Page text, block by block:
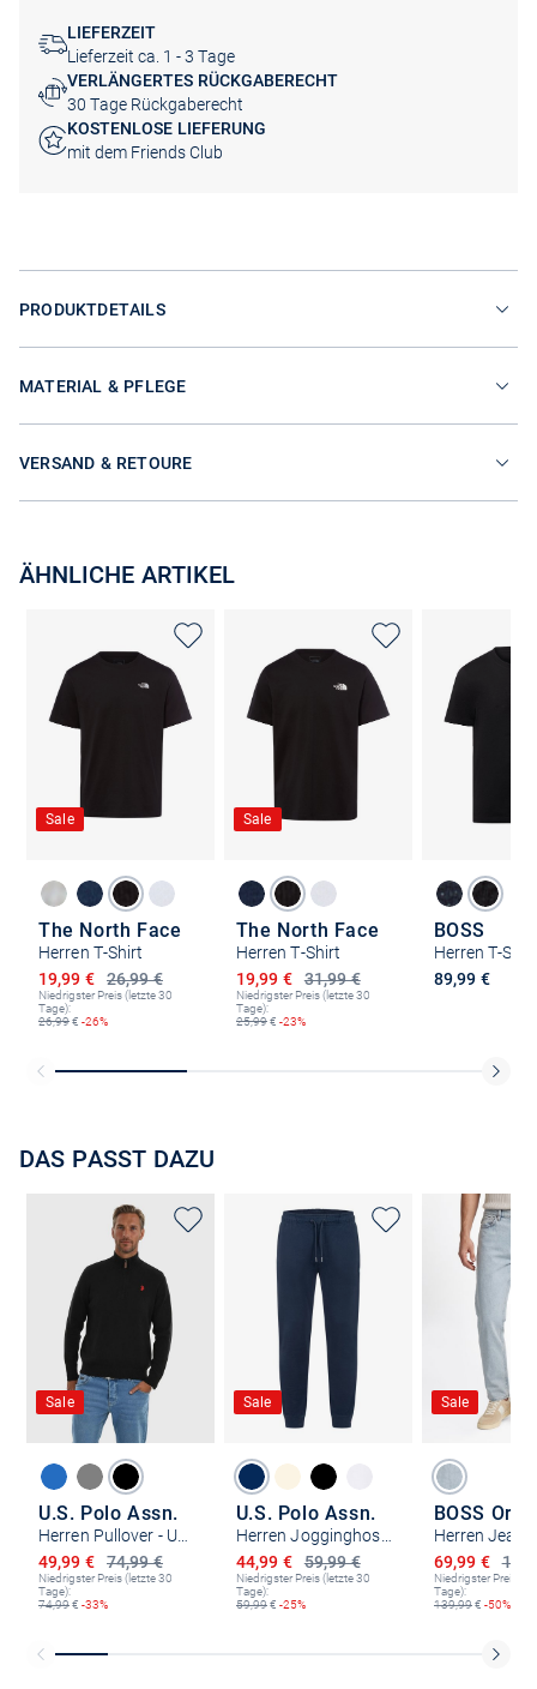
LIEFERZEIT
Lieferzeit ca. 1 - 3 Tage
VERLÄNGERTES RÜCKGABERECHT
30 Tage Rückgaberecht
KOSTENLOSE LIEFERUNG
mit dem Friends Club
PRODUKTDETAILS
MATERIAL & PFLEGE
VERSAND & RETOURE
ÄHNLICHE ARTIKEL
Sale
The North Face
Herren T-Shirt
26,99 €
Ermäßigter Preis
19,99 €
Niedrigster Preis (letzte 30
Tage):
26,99€ -26%
Sale
The North Face
Herren T-Shirt
31,99 €
Ermäßigter Preis
19,99 €
Niedrigster Preis (letzte 30
Tage):
25,99€ -23%
BOSS
89,99 €
DAS PASST DAZU
Sale
U.S. Polo Assn.
Herren Pullover - USLogaan
74,99 €
Ermäßigter Preis
49,99 €
Niedrigster Preis (letzte 30
Tage):
74,99€ -33%
Sale
U.S. Polo Assn.
Herren Jogginghose - USCallumm
59,99 €
Ermäßigter Preis
44,99 €
Niedrigster Preis (letzte 30
Tage):
59,99€ -25%
Sale
BOSS
Herren
Ermäßigter
69,99 €
Niedrigster Preis
Tage):
139,99€ -50%